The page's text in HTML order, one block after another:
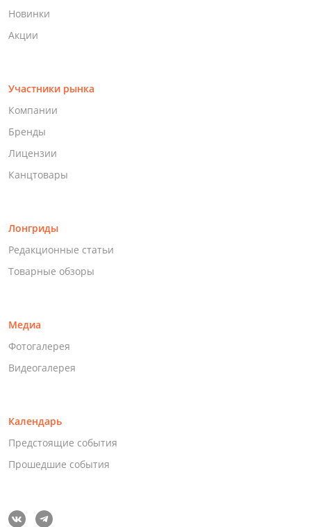
Новинки
Акции
Участники рынка
Компании
Бренды
Лицензии
Канцтовары
Лонгриды
Редакционные статьи
Товарные обзоры
Медиа
Фотогалерея
Видеогалерея
Календарь
Предстоящие события
Прошедшие события